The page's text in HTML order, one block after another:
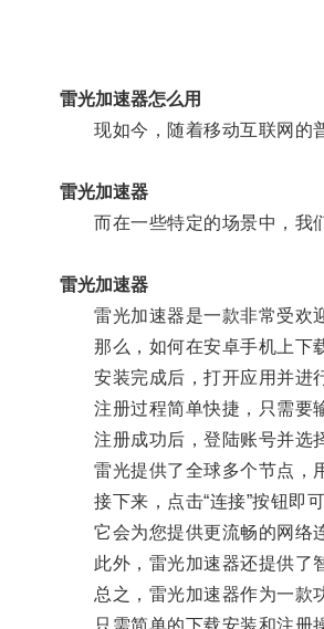
雷光加速器怎么用
现如今，随着移动互联网的普
雷光加速器
而在一些特定的场景中，我们
雷光加速器
雷光加速器是一款非常受欢迎
那么，如何在安卓手机上下载
安装完成后，打开应用并进行
注册过程简单快捷，只需要输
注册成功后，登陆账号并选择
雷光提供了全球多个节点，用
接下来，点击“连接”按钮即可
它会为您提供更流畅的网络连
此外，雷光加速器还提供了智
总之，雷光加速器作为一款功
只需简单的下载安装和注册操